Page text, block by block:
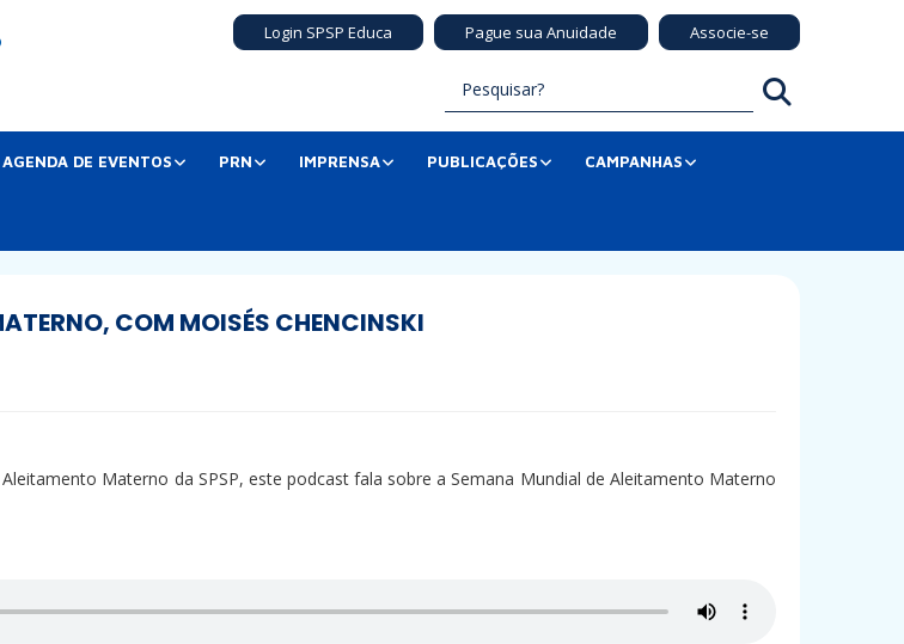
Login SPSP Educa Pague sua Anuidade Associe-se
AGENDA DE EVENTOS PRN IMPRENSA PUBLICAÇÕES CAMPANHAS
COM MOISÉS CHENCINSKI
Materno da SPSP, este podcast fala sobre a Semana Mundial de Aleitamento Materno